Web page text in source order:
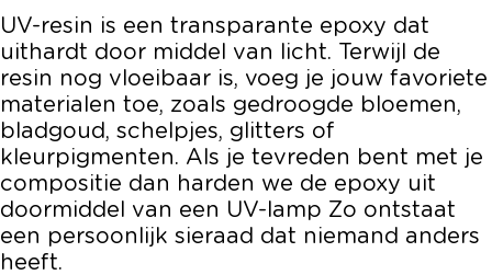
c
h
e
s
i
e
r
a
d
e
s
c
h
e
s
i
e
r
a
i
s
c
h
e
s
i
e
r
h
e
s
i
e
r
a
d
e
n
s
c
h
e
s
i
e
UV-resin is een transparante epoxy dat
uithardt door middel van licht. Terwijl de
resin nog vloeibaar is, voeg je jouw favoriete
materialen toe, zoals gedroogde bloemen,
bladgoud, schelpjes, glitters of
kleurpigmenten. Als je tevreden bent met je
compositie dan harden we de epoxy uit
doormiddel van een UV-lamp Zo ontstaat
een persoonlijk sieraad dat niemand anders
heeft.